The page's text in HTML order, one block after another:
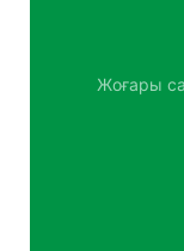
Жоғары